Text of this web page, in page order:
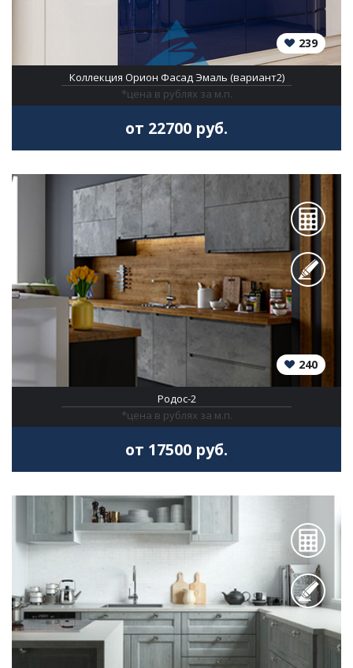
239
Коллекция Орион Фасад Эмаль (вариант2)
*цена в рублях за м.п.
от 22700 руб.
240
Родос-2
*цена в рублях за м.п.
от 17500 руб.